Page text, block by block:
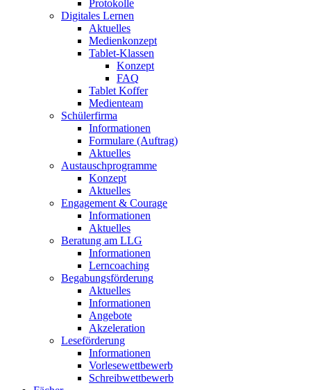
Protokolle
Digitales Lernen
Aktuelles
Medienkonzept
Tablet-Klassen
Konzept
FAQ
Tablet Koffer
Medienteam
Schülerfirma
Informationen
Formulare (Auftrag)
Aktuelles
Austauschprogramme
Konzept
Aktuelles
Engagement & Courage
Informationen
Aktuelles
Beratung am LLG
Informationen
Lerncoaching
Begabungsförderung
Aktuelles
Informationen
Angebote
Akzeleration
Leseförderung
Informationen
Vorlesewettbewerb
Schreibwettbewerb